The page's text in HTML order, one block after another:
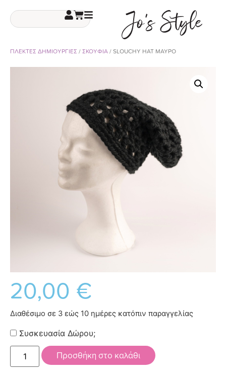
ΠΛΕΚΤΕΣ ΔΗΜΙΟΥΡΓΙΕΣ /ΣΚΟΥΦΙΑ/ SLOUCHY HAT ΜΑΥΡΟ
20,00 €
Διαθέσιμο σε 3 εώς 10 ημέρες κατόπιν παραγγελίας
Συσκευασία Δώρου;
Προσθήκη στο καλάθι